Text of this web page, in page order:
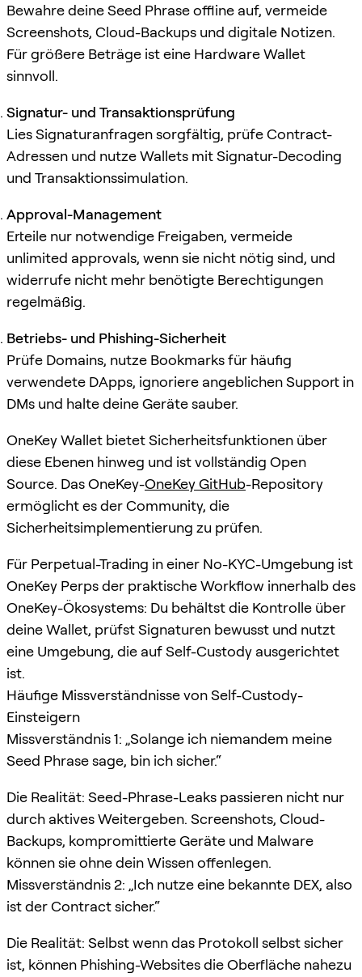
Bewahre deine Seed Phrase offline auf, vermeide
Screenshots, Cloud-Backups und digitale Notizen.
Für größere Beträge ist eine Hardware Wallet
sinnvoll.
Signatur- und Transaktionsprüfung
Lies Signaturanfragen sorgfältig, prüfe Contract-
Adressen und nutze Wallets mit Signatur-Decoding
und Transaktionssimulation.
Approval-Management
Erteile nur notwendige Freigaben, vermeide
unlimited approvals, wenn sie nicht nötig sind, und
widerrufe nicht mehr benötigte Berechtigungen
regelmäßig.
Betriebs- und Phishing-Sicherheit
Prüfe Domains, nutze Bookmarks für häufig
verwendete DApps, ignoriere angeblichen Support in
DMs und halte deine Geräte sauber.
OneKey Wallet bietet Sicherheitsfunktionen über
diese Ebenen hinweg und ist vollständig Open
Source. Das OneKey-OneKey GitHub-Repository
ermöglicht es der Community, die
Sicherheitsimplementierung zu prüfen.
Für Perpetual-Trading in einer No-KYC-Umgebung ist
OneKey Perps der praktische Workflow innerhalb des
OneKey-Ökosystems: Du behältst die Kontrolle über
deine Wallet, prüfst Signaturen bewusst und nutzt
eine Umgebung, die auf Self-Custody ausgerichtet
ist.
Häufige Missverständnisse von Self-Custody-
Einsteigern
Missverständnis 1: „Solange ich niemandem meine
Seed Phrase sage, bin ich sicher.“
Die Realität: Seed-Phrase-Leaks passieren nicht nur
durch aktives Weitergeben. Screenshots, Cloud-
Backups, kompromittierte Geräte und Malware
können sie ohne dein Wissen offenlegen.
Missverständnis 2: „Ich nutze eine bekannte DEX, also
ist der Contract sicher.“
Die Realität: Selbst wenn das Protokoll selbst sicher
ist, können Phishing-Websites die Oberfläche nahezu